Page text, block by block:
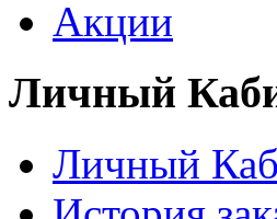
Акции
Личный
Личный